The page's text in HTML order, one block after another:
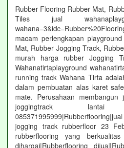
Rubber Flooring Rubber Mat,
Tiles jual
macam perlengkapan
Mat, Rubber Jogging Track,
murah harga rubber Jogging
Wahanatirtaplayground
running track Wahana Tirta
dalam pembuatan alas karet
mate. Perusahaan
joggingtrack
jogging track rubberfloor 23
rubberflooring yang
dihargai|Rubberflooring